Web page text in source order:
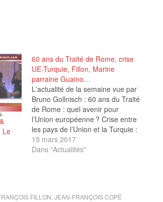
Le
60 ans du Traité de Rome, crise
UE-Turquie, Fillon, Marine
parraine Guaino…
L'actualité de la semaine vue par
Bruno Gollnisch : 60 ans du Traité
de Rome : quel avenir pour
l’Union européenne ? Crise entre
les pays de l’Union et la Turquie :
la surenchère ? Un ambassadeur
français annonce qu’il refusera de
15 mars 2017
Dans "Actualités"
FILLON JEAN-FRANÇOIS COPÉ